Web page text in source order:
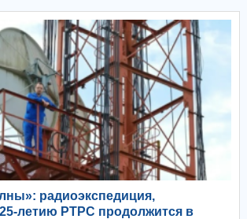
радиоэкспедиция,
летию РТРС продолжится в